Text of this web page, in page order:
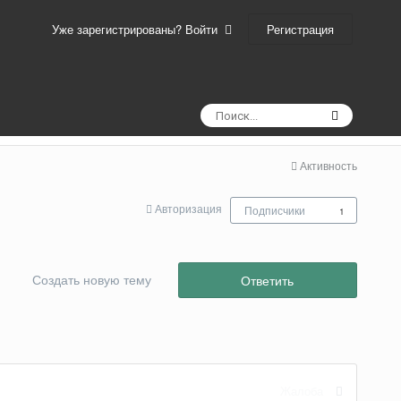
Уже зарегистрированы? Войти Регистрация
Активность
Авторизация Подписчики 1
Ответить
Создать новую тему